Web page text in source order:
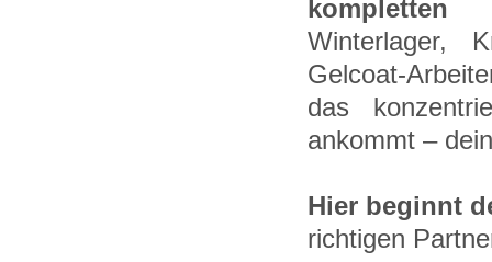
Winterlager,
Gelcoat-
das
ankommt –
Hier beginnt
richtigen